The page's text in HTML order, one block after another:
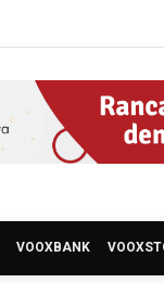
VOOXBANK